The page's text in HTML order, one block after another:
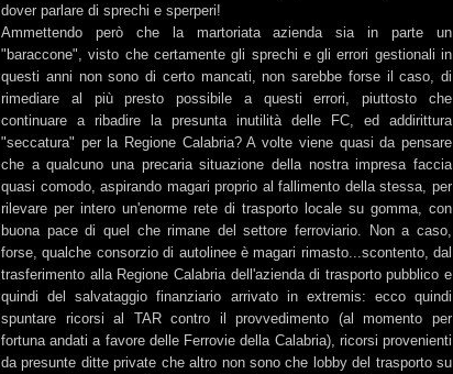
dover parlare di sprechi e sperperi!
Ammettendo però che la martoriata azienda sia in parte un
"baraccone", visto che certamente gli sprechi e gli errori gestionali in
questi anni non sono di certo mancati, non sarebbe forse il caso, di
rimediare al più presto possibile a questi errori, piuttosto che
continuare a ribadire la presunta inutilità delle FC, ed addirittura
"seccatura" per la Regione Calabria? A volte viene quasi da pensare
che a qualcuno una precaria situazione della nostra impresa faccia
quasi comodo, aspirando magari proprio al fallimento della stessa, per
rilevare per intero un'enorme rete di trasporto locale su gomma, con
buona pace di quel che rimane del settore ferroviario. Non a caso,
forse, qualche consorzio di autolinee è magari rimasto...scontento, dal
trasferimento alla Regione Calabria dell'azienda di trasporto pubblico e
quindi del salvataggio finanziario arrivato in extremis: ecco quindi
spuntare ricorsi al TAR contro il provvedimento (al momento per
fortuna andati a favore delle Ferrovie della Calabria), ricorsi provenienti
da presunte ditte private che altro non sono che lobby del trasporto su